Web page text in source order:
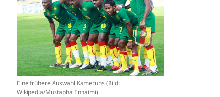
Eine frühere Auswahl Kameruns (Bild:
Wikipedia/Mustapha Ennaimi).